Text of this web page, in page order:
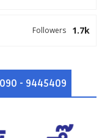
1.7k
Followers
- 9445409